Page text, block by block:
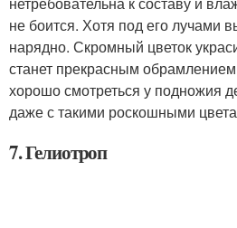
не боится. Хотя под его лучами
нарядно. Скромный цветок
станет прекрасным
хорошо смотреться у подножия
даже с такими роскошными
7. Гелиотроп